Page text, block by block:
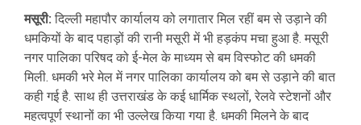
मसूरी: दिल्ली महापौर कार्यालय को लगातार मिल रहीं बम से उड़ाने की
धमकियों के बाद पहाड़ों की रानी मसूरी में भी हड़कंप मचा हुआ है. मसूरी
नगर पालिका परिषद को ई-मेल के माध्यम से बम विस्फोट की धमकी
मिली. धमकी भरे मेल में नगर पालिका कार्यालय को बम से उड़ाने की बात
कही गई है. साथ ही उत्तराखंड के कई धार्मिक स्थलों, रेलवे स्टेशनों और
महत्वपूर्ण स्थानों का भी उल्लेख किया गया है. धमकी मिलने के बाद